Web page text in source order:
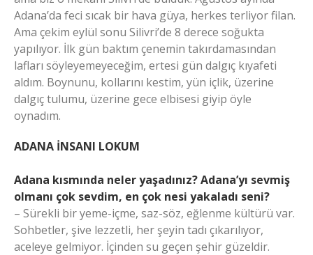
Adana’da feci sıcak bir hava güya, herkes terliyor filan.
Ama çekim eylül sonu Silivri’de 8 derece soğukta
yapılıyor. İlk gün baktım çenemin takırdamasından
lafları söyleyemeyeceğim, ertesi gün dalgıç kıyafeti
aldım. Boynunu, kollarını kestim, yün içlik, üzerine
dalgıç tulumu, üzerine gece elbisesi giyip öyle
oynadım.
ADANA İNSANI LOKUM
Adana kısmında neler yaşadınız? Adana’yı sevmiş
olmanı çok sevdim, en çok nesi yakaladı seni?
– Sürekli bir yeme-içme, saz-söz, eğlenme kültürü var.
Sohbetler, şive lezzetli, her şeyin tadı çıkarılıyor,
aceleye gelmiyor. İçinden su geçen şehir güzeldir.